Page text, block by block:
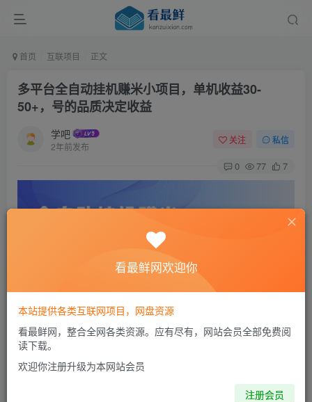
首页 互联项目 正文
多平台全自动挂机赚米小项目，单机收益30-
50+，号的品质决定收益
学吧
2年前发布
关注 私信
0 77 7
原理很简单，就是通过任务平台做关注或者点赞任务，获取
看最鲜网欢迎你
本站提供各类互联网项目，网盘资源
看最鲜网，整合全网各类资源。应有尽有，网站会员全部免费阅
读下载。
欢迎你注册升级为本网站会员
注册会员